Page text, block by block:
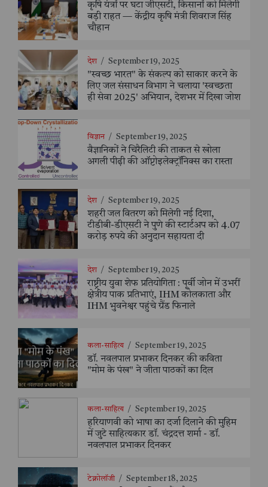
कृषि यंत्रों पर घटा जीएसटी, किसानों को मिलेगी
बड़ी राहत — केंद्रीय कृषि मंत्री शिवराज सिंह
चौहान
देश / September 19, 2025
"स्वच्छ भारत" के संकल्प को साकार करने के
लिए जल संसाधन विभाग ने चलाया 'स्वच्छता
ही सेवा 2025' अभियान, देशभर में दिखा जोश
विज्ञान / September 19, 2025
वैज्ञानिकों ने चिरैलिटी की ताकत से खोला
अगली पीढ़ी की ऑप्टोइलेक्ट्रॉनिक्स का रास्ता
देश / September 19, 2025
शहरी जल वितरण को मिलेगी नई दिशा,
टीडीबी-डीएसटी ने पुणे की स्टार्टअप को 4.07
करोड़ रुपये की अनुदान सहायता दी
देश / September 19, 2025
राष्ट्रीय युवा शेफ प्रतियोगिता : पूर्वी जोन में उभरीं
क्षेत्रीय पाक प्रतिभाएं, IHM कोलकाता और
IHM भुवनेश्वर पहुंचे ग्रैंड फिनाले
कला-साहित्य / September 19, 2025
डॉ. नवलपाल प्रभाकर दिनकर की कविता
"मोम के पंख" ने जीता पाठकों का दिल
कला-साहित्य / September 19, 2025
हरियाणवी को भाषा का दर्जा दिलाने की मुहिम
में जुटे साहित्यकार डॉ. चंद्रदत्त शर्मा - डॉ.
नवलपाल प्रभाकर दिनकर
टेक्नोलॉजी / September 18, 2025